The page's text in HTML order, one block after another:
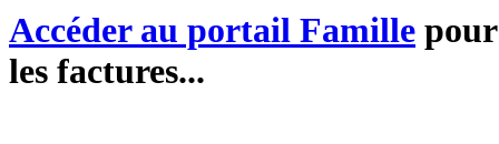
Accéder au portail Famille
les factures...